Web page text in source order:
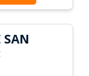
SAN